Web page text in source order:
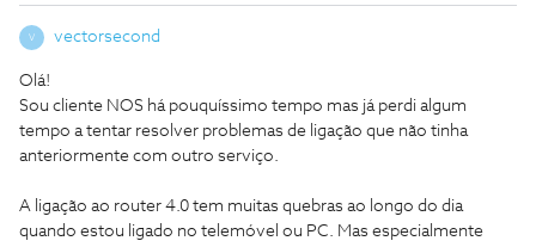
V vectorsecond
Olá!
Sou cliente NOS há pouquíssimo tempo mas já perdi algum
tempo a tentar resolver problemas de ligação que não tinha
anteriormente com outro serviço.
A ligação ao router 4.0 tem muitas quebras ao longo do dia
quando estou ligado no telemóvel ou PC. Mas especialmente